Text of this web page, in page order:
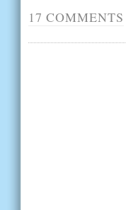
17 COMMENTS